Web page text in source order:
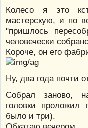
Колесо я это
мастерскую, и по
"пришлось
человечески
Короче, он его
Ну, два года почти
Собрал заново,
головки
было и три).
Обкатаю вечером.